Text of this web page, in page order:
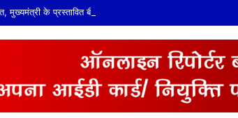
के प्रस्तावित बीकानेर दौरे एवं आगामी कार्यक्रमों पर हुई चर्चा